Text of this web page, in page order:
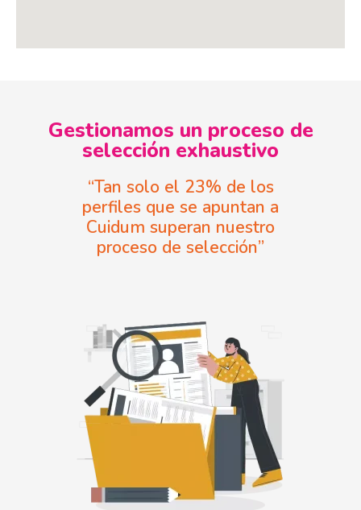
Gestionamos un proceso de
selección exhaustivo
“Tan solo el 23% de los
perfiles que se apuntan a
Cuidum superan nuestro
proceso de selección”